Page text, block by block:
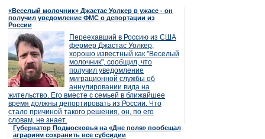
«Веселый молочник» Джастас Уолкер в ужасе - он
получил уведомление ФМС о депортации из
России
Переехавший в Россию из США
фермер Джастас Уолкер,
хорошо известный как "Веселый
молочник", сообщил, что
получил уведомление
миграционной службы об
аннулировании вида на
жительство. Его вместе с семьей в ближайшее
время должны депортировать из России. Что
стало причиной такого решения, он, по его
словам, не знает.
Губернатор Подмосковья на «Дне поля» пообещал
аграриям сохранить все субсидии